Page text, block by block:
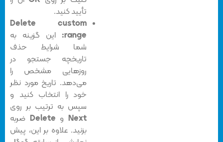
تأیید کنید.
Delete custom
range: این گزینه به
شما شرایط حذف
تاریخچه جستجو در
روزهایی مشخص را
می‌دهد. تاریخ مورد نظر
خود را انتخاب کنید و
سپس به ترتیب بر روی
NextوDeleteضربه
بزنید. علاوه بر این، پیش